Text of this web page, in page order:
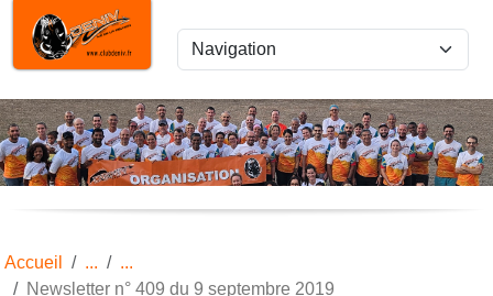
Accueil
Newsletter n° 409 du 9 septembre 2019
Panneau de gestion des cookies